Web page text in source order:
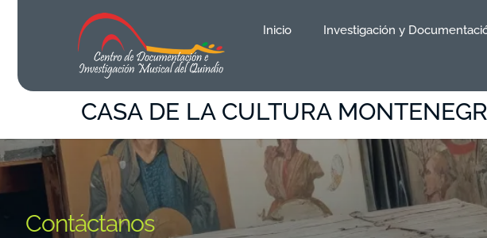
Inicio Investigación y
CASA DE LA CULTURA
Contáctanos